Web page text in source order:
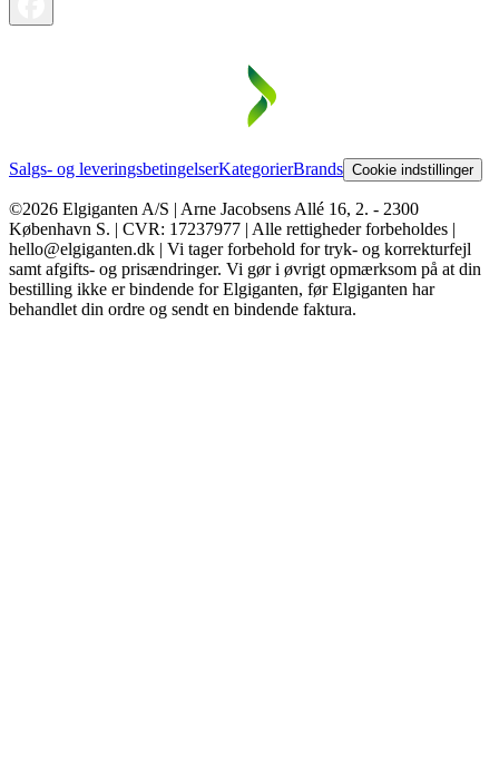
Salgs- og leveringsbetingelserKategorierBrands Cookie indstillinger
©2026 Elgiganten A/S | Arne Jacobsens Allé 16, 2. - 2300
København S. | CVR: 17237977 | Alle rettigheder forbeholdes |
hello@elgiganten.dk | Vi tager forbehold for tryk- og korrekturfejl
samt afgifts- og prisændringer. Vi gør i øvrigt opmærksom på at din
bestilling ikke er bindende for Elgiganten, før Elgiganten har
behandlet din ordre og sendt en bindende faktura.